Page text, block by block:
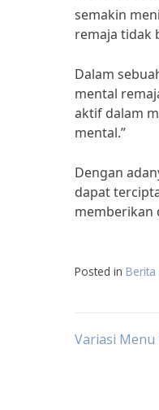
semakin
remaja tidak
Dalam
mental
aktif dalam
mental.”
Dengan
dapat
memberikan
Posted in Berita
Post
Variasi Menu